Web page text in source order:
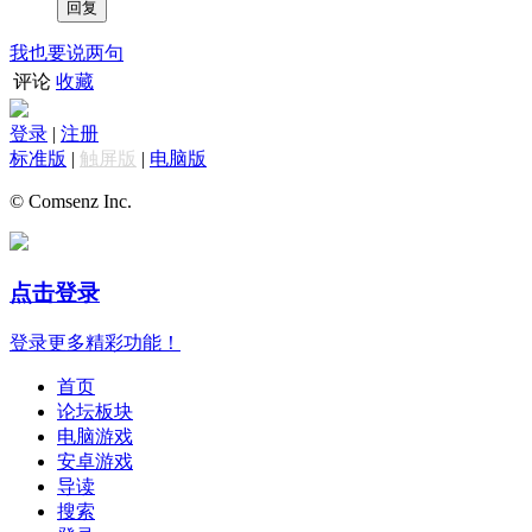
我也要说两句
评论 收藏
登录 | 注册
标准版 | 触屏版 | 电脑版
© Comsenz Inc.
点击登录
登录更多精彩功能！
首页
论坛板块
电脑游戏
安卓游戏
导读
搜索